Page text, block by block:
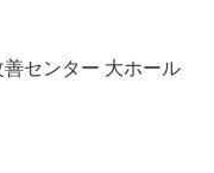
センター 大ホール